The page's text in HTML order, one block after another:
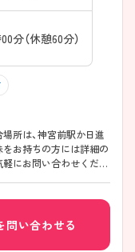
分（休憩60分）
にお問い合わせくださ
問い合わせる